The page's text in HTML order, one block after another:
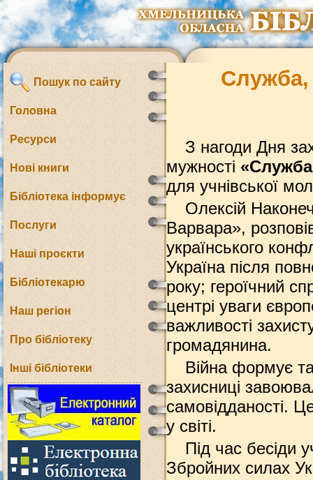
Пошук по сайту
Головна
Ресурси
Нові книги
Бібліотека інформує
Послуги
Наші проєкти
Бібліотекарю
Наш регіон
Про бібліотеку
Інші бібліотеки
Служба,
З нагоди Дня
мужності
для учнівської
Олексій
Варвара»,
українського
Україна після
року; героїчний
центрі уваги
важливості
громадянина.
Війна формує та
захисниці
самовідданості.
у світі.
Під час бесіди
Збройних cилах